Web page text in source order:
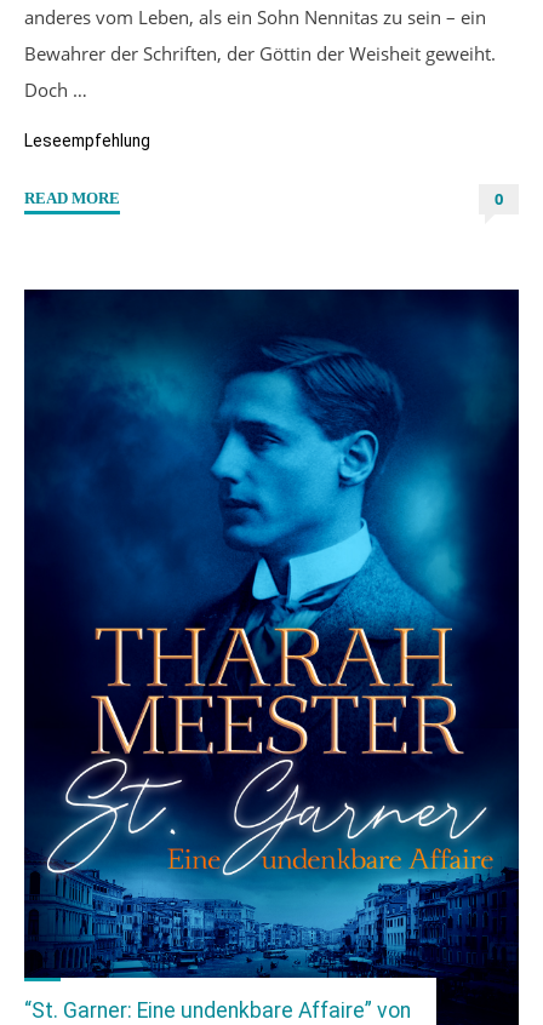
anderes vom Leben, als ein Sohn Nennitas zu sein – ein
Bewahrer der Schriften, der Göttin der Weisheit geweiht.
Doch …
Leseempfehlung
READ MORE
Sandra
0
“St. Garner: Eine undenkbare Affaire” von